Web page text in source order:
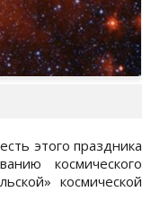
этого праздника
космического
космической